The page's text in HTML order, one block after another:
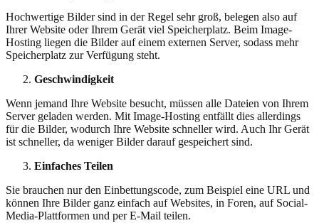
Hochwertige Bilder sind in der Regel sehr groß, belegen also auf
Ihrer Website oder Ihrem Gerät viel Speicherplatz. Beim Image-
Hosting liegen die Bilder auf einem externen Server, sodass mehr
Speicherplatz zur Verfügung steht.
Geschwindigkeit
Wenn jemand Ihre Website besucht, müssen alle Dateien von Ihrem
Server geladen werden. Mit Image-Hosting entfällt dies allerdings
für die Bilder, wodurch Ihre Website schneller wird. Auch Ihr Gerät
ist schneller, da weniger Bilder darauf gespeichert sind.
Einfaches Teilen
Sie brauchen nur den Einbettungscode, zum Beispiel eine URL und
können Ihre Bilder ganz einfach auf Websites, in Foren, auf Social-
Media-Plattformen und per E-Mail teilen.